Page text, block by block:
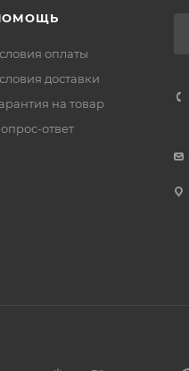
оплаты
доставки
на товар
ответ